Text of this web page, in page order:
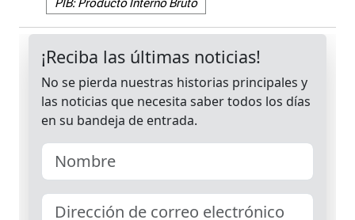
PIB: Producto Interno Bruto